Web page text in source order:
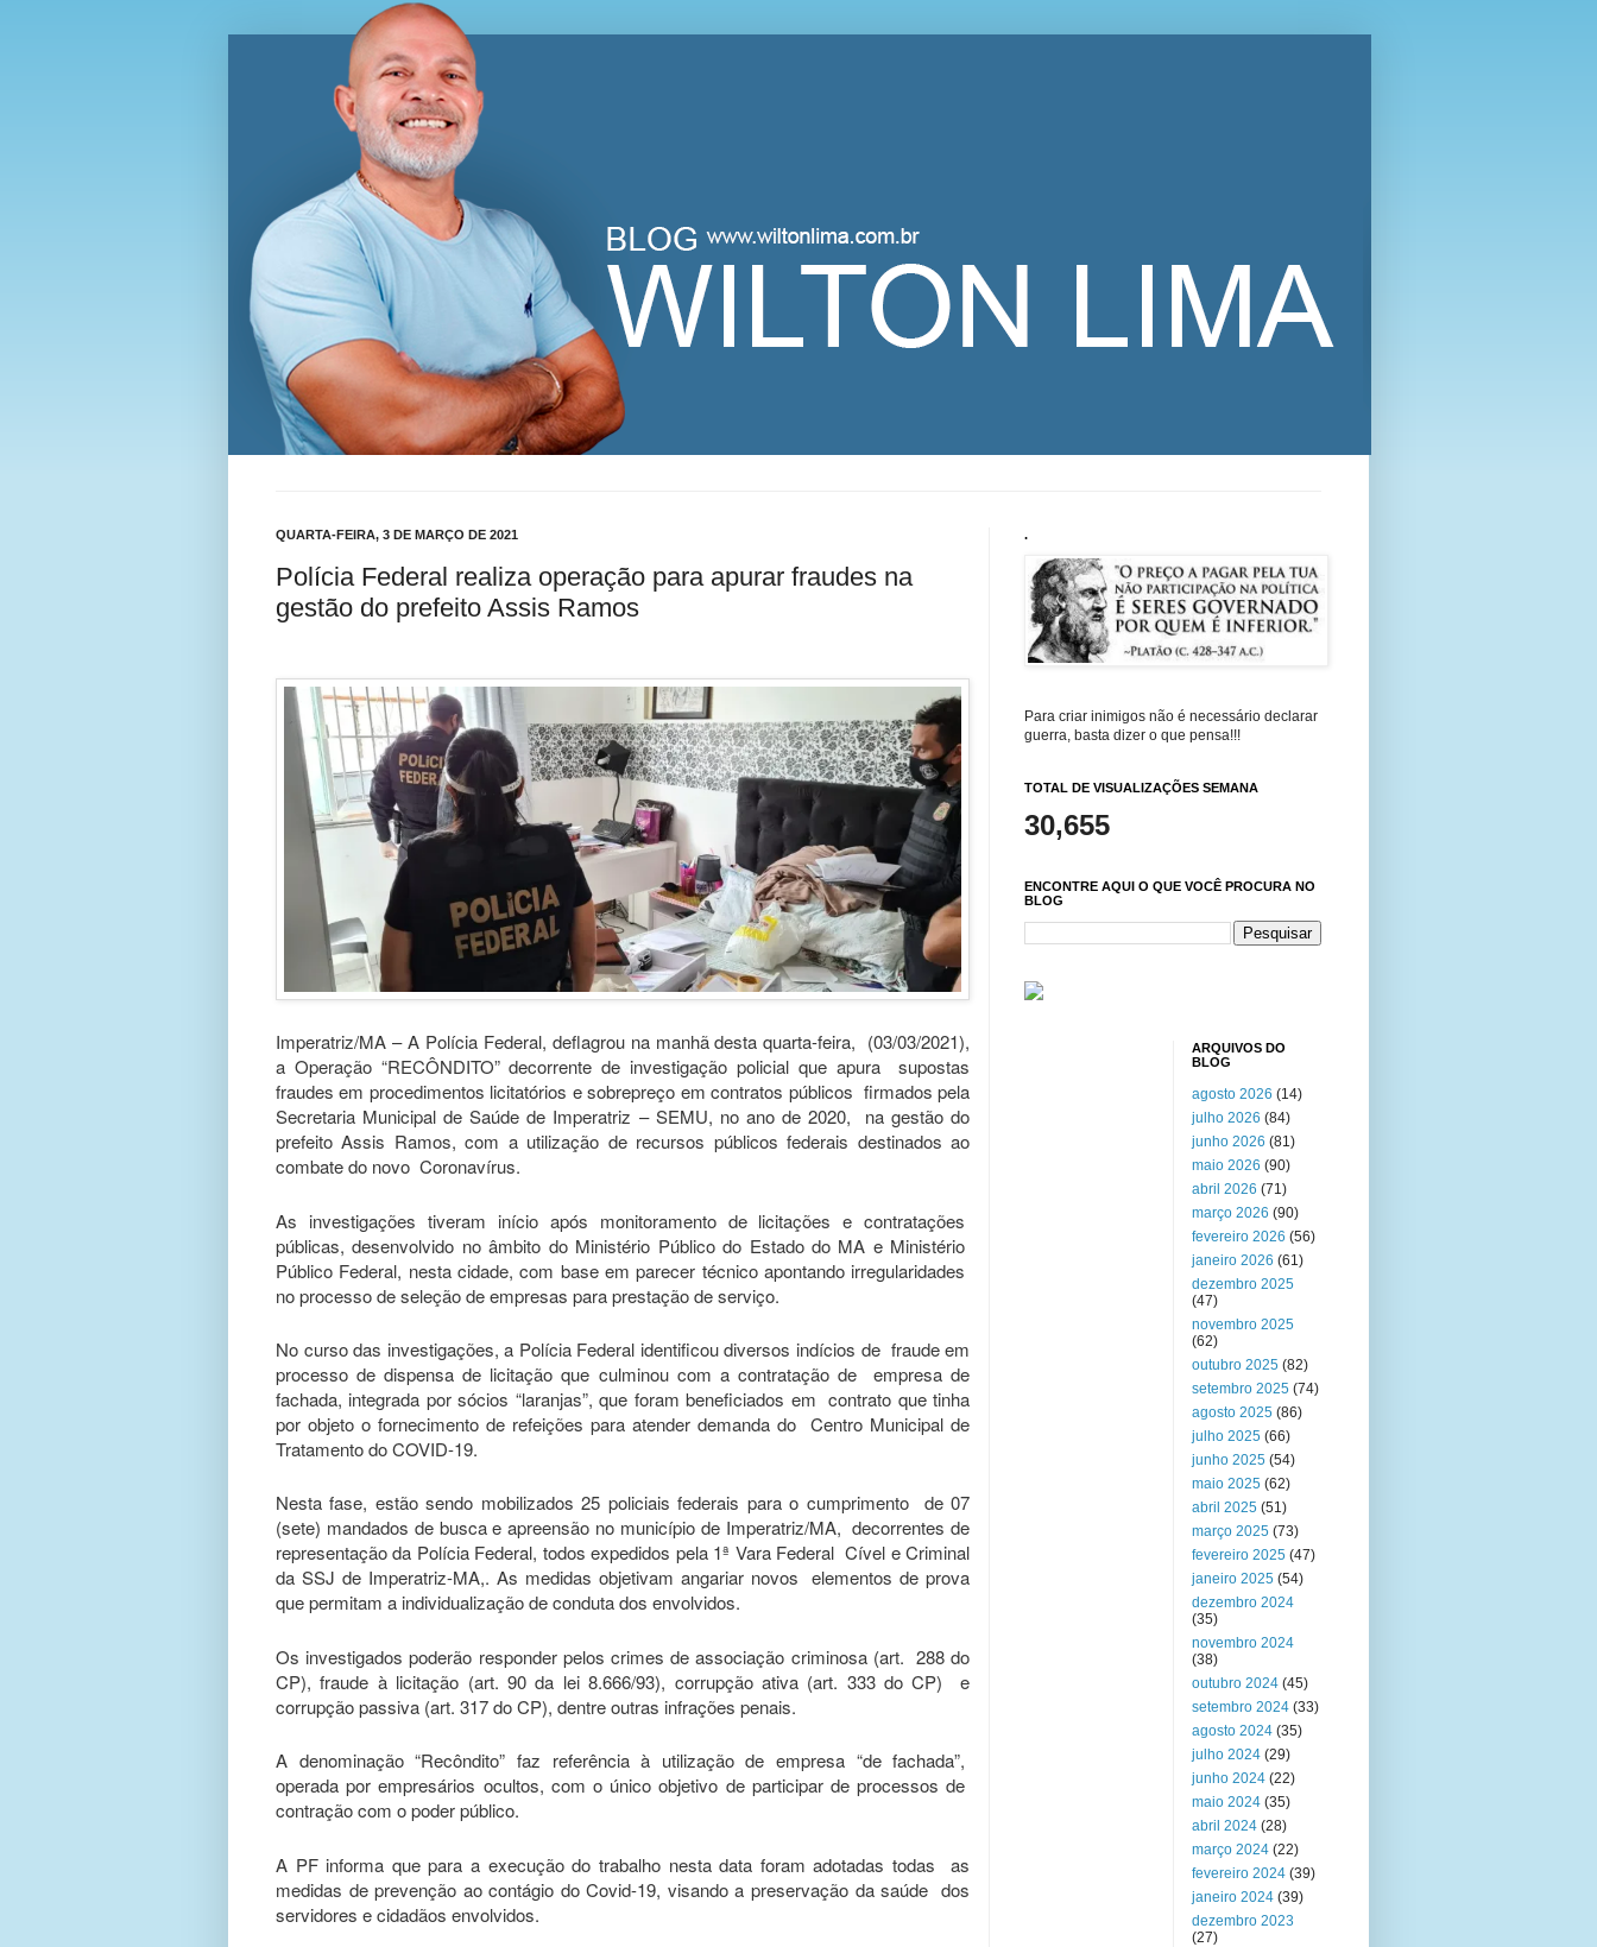
Blog Wilton Lima
QUARTA-FEIRA, 3 DE MARÇO DE 2021
Polícia Federal realiza operação para apurar fraudes na
gestão do prefeito Assis Ramos
Imperatriz/MA – A Polícia Federal, deflagrou na manhã desta quarta-feira, (03/03/2021),
a Operação “RECÔNDITO” decorrente de investigação policial que apura supostas
fraudes em procedimentos licitatórios e sobrepreço em contratos públicos firmados pela
Secretaria Municipal de Saúde de Imperatriz – SEMU, no ano de 2020, na gestão do
prefeito Assis Ramos, com a utilização de recursos públicos federais destinados ao
combate do novo Coronavírus.
As investigações tiveram início após monitoramento de licitações e contratações
públicas, desenvolvido no âmbito do Ministério Público do Estado do MA e Ministério
Público Federal, nesta cidade, com base em parecer técnico apontando irregularidades
no processo de seleção de empresas para prestação de serviço.
No curso das investigações, a Polícia Federal identificou diversos indícios de fraude em
processo de dispensa de licitação que culminou com a contratação de empresa de
fachada, integrada por sócios “laranjas”, que foram beneficiados em contrato que tinha
por objeto o fornecimento de refeições para atender demanda do Centro Municipal de
Tratamento do COVID-19.
Nesta fase, estão sendo mobilizados 25 policiais federais para o cumprimento de 07
(sete) mandados de busca e apreensão no município de Imperatriz/MA, decorrentes de
representação da Polícia Federal, todos expedidos pela 1ª Vara Federal Cível e Criminal
da SSJ de Imperatriz-MA,. As medidas objetivam angariar novos elementos de prova
que permitam a individualização de conduta dos envolvidos.
Os investigados poderão responder pelos crimes de associação criminosa (art. 288 do
CP), fraude à licitação (art. 90 da lei 8.666/93), corrupção ativa (art. 333 do CP) e
corrupção passiva (art. 317 do CP), dentre outras infrações penais.
A denominação “Recôndito” faz referência à utilização de empresa “de fachada”,
operada por empresários ocultos, com o único objetivo de participar de processos de
contração com o poder público.
A PF informa que para a execução do trabalho nesta data foram adotadas todas as
medidas de prevenção ao contágio do Covid-19, visando a preservação da saúde dos
servidores e cidadãos envolvidos.
.
Para criar inimigos não é necessário declarar
guerra, basta dizer o que pensa!!!
TOTAL DE VISUALIZAÇÕES SEMANA
30,655
ENCONTRE AQUI O QUE VOCÊ PROCURA NO
BLOG
ARQUIVOS DO
BLOG
agosto 2026 (14)
julho 2026 (84)
junho 2026 (81)
maio 2026 (90)
abril 2026 (71)
março 2026 (90)
fevereiro 2026 (56)
janeiro 2026 (61)
dezembro 2025
(47)
novembro 2025
(62)
outubro 2025 (82)
setembro 2025 (74)
agosto 2025 (86)
julho 2025 (66)
junho 2025 (54)
maio 2025 (62)
abril 2025 (51)
março 2025 (73)
fevereiro 2025 (47)
janeiro 2025 (54)
dezembro 2024
(35)
novembro 2024
(38)
outubro 2024 (45)
setembro 2024 (33)
agosto 2024 (35)
julho 2024 (29)
junho 2024 (22)
maio 2024 (35)
abril 2024 (28)
março 2024 (22)
fevereiro 2024 (39)
janeiro 2024 (39)
dezembro 2023
(27)